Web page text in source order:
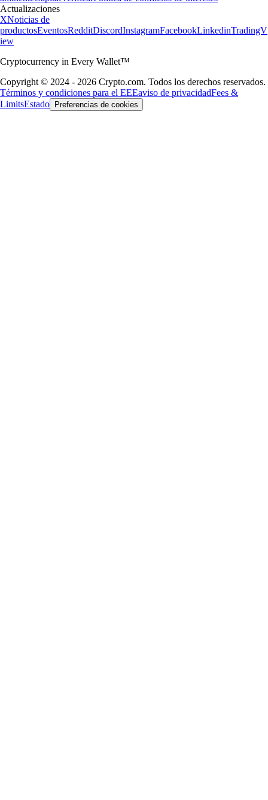
Actualizaciones
XNoticias de
productosEventosRedditDiscordInstagramFacebookLinkedinTradingV
iew
Cryptocurrency in Every Wallet™
Copyright © 2024 - 2026 Crypto.com. Todos los derechos reservados.
Términos y condiciones para el EEEaviso de privacidadFees &
LimitsEstado Preferencias de cookies